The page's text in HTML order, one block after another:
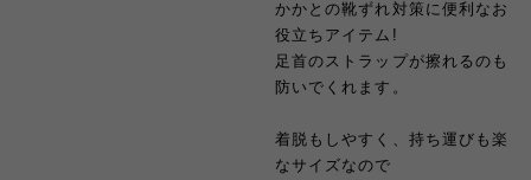
かかとの靴ずれ対策に便利なお
役立ちアイテム!
足首のストラップが擦れるのも
防いでくれます。
着脱もしやすく、持ち運びも楽
なサイズなので